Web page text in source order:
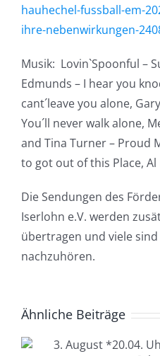
hauhechel-fussball-em-
ihre-nebenwirkungen-
Musik: Lovin`Spoonful –
Edmunds – I hear you
cant´leave you alone,
You´ll never walk alone,
and Tina Turner – Proud
to got out of this Place, Al
Die Sendungen des
Iserlohn e.V. werden
übertragen und viele
nachzuhören.
Ähnliche Beiträge
4.